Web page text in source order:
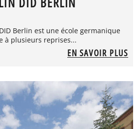
Berlin est une école germanique
à plusieurs reprises...
EN SAVOIR PLUS